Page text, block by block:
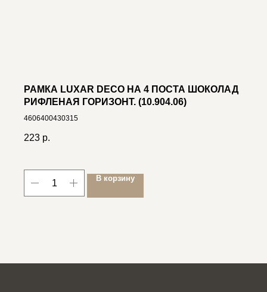
РАМКА LUXAR DECO НА 4 ПОСТА ШОКОЛАД
РИФЛЕНАЯ ГОРИЗОНТ. (10.904.06)
4606400430315
223 р.
В корзину